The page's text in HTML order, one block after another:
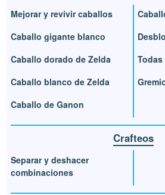
Mejorar y revivir caballos
Caballo gigante blanco
Caballo dorado de Zelda
Caballo blanco de Zelda
Caballo de Ganon
Crafteos
Separar y deshacer
combinaciones